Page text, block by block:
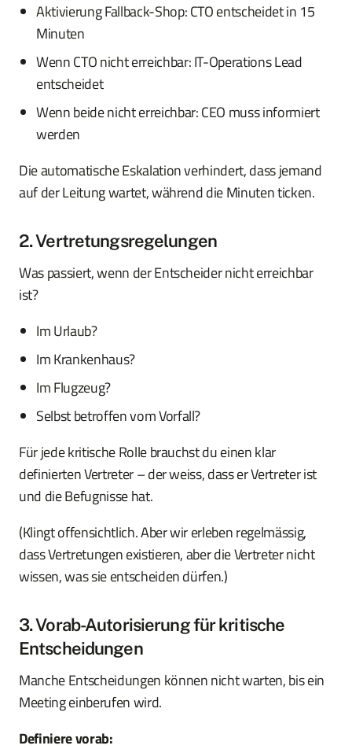
Aktivierung Fallback-Shop: CTO entscheidet in 15
Minuten
Wenn CTO nicht erreichbar: IT-Operations Lead
entscheidet
Wenn beide nicht erreichbar: CEO muss informiert
werden
Die automatische Eskalation verhindert, dass jemand
auf der Leitung wartet, während die Minuten ticken.
2. Vertretungsregelungen
Was passiert, wenn der Entscheider nicht erreichbar
ist?
Im Urlaub?
Im Krankenhaus?
Im Flugzeug?
Selbst betroffen vom Vorfall?
Für jede kritische Rolle brauchst du einen klar
definierten Vertreter – der weiss, dass er Vertreter ist
und die Befugnisse hat.
(Klingt offensichtlich. Aber wir erleben regelmässig,
dass Vertretungen existieren, aber die Vertreter nicht
wissen, was sie entscheiden dürfen.)
3. Vorab-Autorisierung für kritische
Entscheidungen
Manche Entscheidungen können nicht warten, bis ein
Meeting einberufen wird.
Definiere vorab: